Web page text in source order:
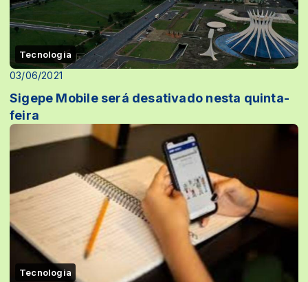
Tecnologia
03/06/2021
Sigepe Mobile será desativado nesta quinta-
feira
Tecnologia